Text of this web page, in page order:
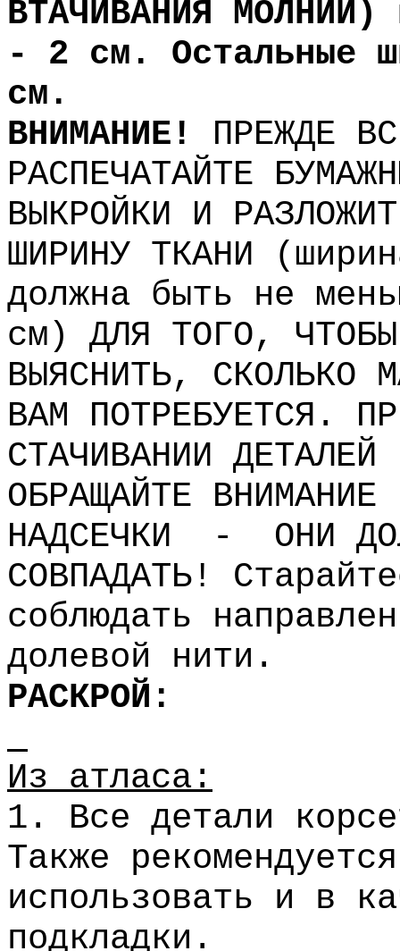
ВТАЧИВАНИЯ МОЛНИИ)
- 2 см. Остальные
см.
ВНИМАНИЕ!
ПРЕЖДЕ
РАСПЕЧАТАЙТЕ
ВЫКРОЙКИ И
ШИРИНУ ТКАНИ
должна быть не
см) ДЛЯ ТОГО, ЧТОБЫ
ВЫЯСНИТЬ, СКОЛЬКО
ВАМ ПОТРЕБУЕТСЯ.
СТАЧИВАНИИ ДЕТАЛЕЙ
ОБРАЩАЙТЕ ВНИМАНИЕ
НАДСЕЧКИ
-
ОНИ
СОВПАДАТЬ!
соблюдать
долевой нити.
РАСКРОЙ:
Из атласа:
1. Все детали
Также рекомендуется
использовать и в
подкладки.